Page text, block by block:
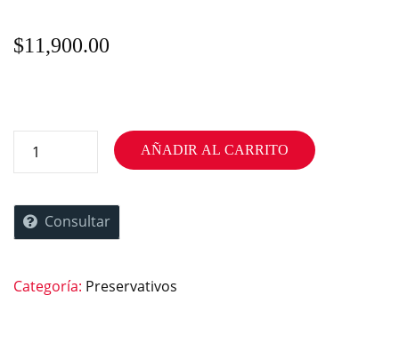
$11,900.00
AÑADIR AL CARRITO
Consultar
Categoría: Preservativos